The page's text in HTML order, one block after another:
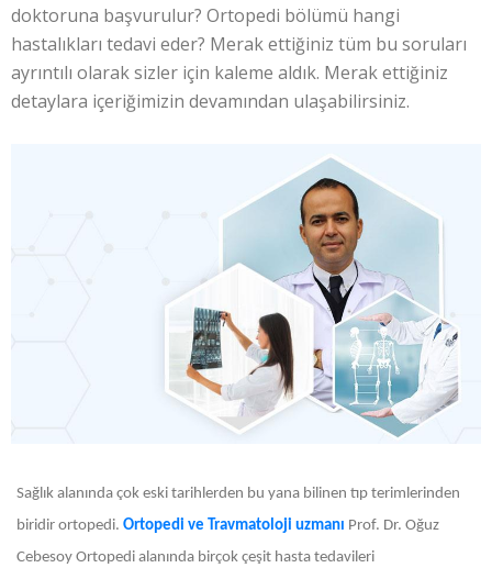
doktoruna başvurulur? Ortopedi bölümü hangi
hastalıkları tedavi eder? Merak ettiğiniz tüm bu soruları
ayrıntılı olarak sizler için kaleme aldık. Merak ettiğiniz
detaylara içeriğimizin devamından ulaşabilirsiniz.
Sağlık alanında çok eski tarihlerden bu yana bilinen tıp terimlerinden
biridir ortopedi. Ortopedi ve Travmatoloji uzmanı Prof. Dr. Oğuz
Cebesoy Ortopedi alanında birçok çeşit hasta tedavileri